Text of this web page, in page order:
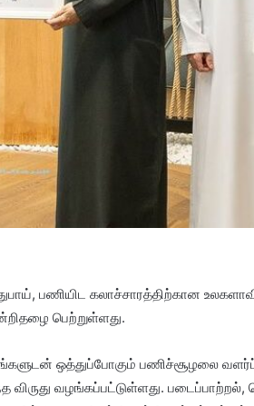
பணியிட கலாச்சாரத்திற்கான
பெற்றுள்ளது.
ஒத்துப்போகும் பணிச்சூழலை
விருது வழங்கப்பட்டுள்ளது. படைப்பாற்றல்,